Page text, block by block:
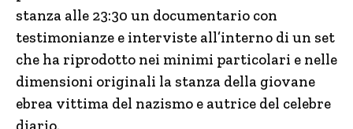
stanza alle 23:30 un documentario con
testimonianze e interviste all’interno di un set
che ha riprodotto nei minimi particolari e nelle
dimensioni originali la stanza della giovane
ebrea vittima del nazismo e autrice del celebre